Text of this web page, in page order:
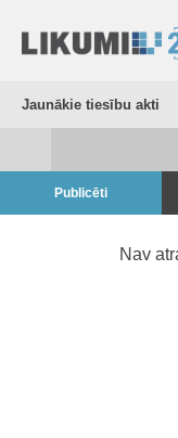
Jaunākie tiesību akti
Publicēti
Nav